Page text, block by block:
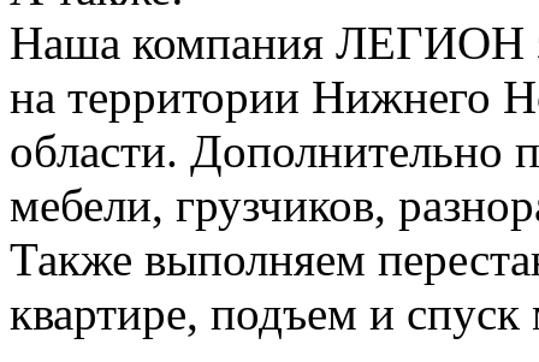
Наша компания ЛЕГИОН
на территории Нижнего
области. Дополнительно
мебели, грузчиков,
Также выполняем
квартире, подъем и спуск